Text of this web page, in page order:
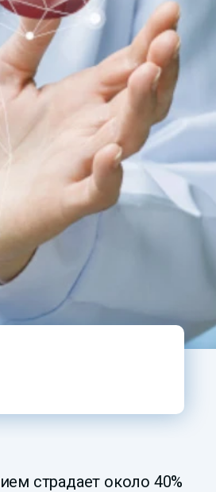
страдает около 40%